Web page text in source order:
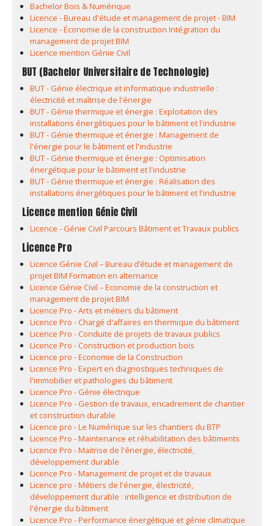
Bachelor Bois & Numérique
Licence - Bureau d'étude et management de projet - BIM
Licence - Économie de la construction Intégration du
management de projet BIM
Licence mention Génie Civil
BUT (Bachelor Universitaire de Technologie)
BUT - Génie électrique et informatique industrielle :
électricité et maîtrise de l'énergie
BUT - Génie thermique et énergie : Exploitation des
installations énergétiques pour le bâtiment et l'industrie
BUT - Génie thermique et énergie : Management de
l'énergie pour le bâtiment et l'industrie
BUT - Génie thermique et énergie : Optimisation
énergétique pour le bâtiment et l'industrie
BUT - Génie thermique et énergie : Réalisation des
installations énergétiques pour le bâtiment et l'industrie
Licence mention Génie Civil
Licence - Génie Civil Parcours Bâtiment et Travaux publics
Licence Pro
Licence Génie Civil – Bureau d’étude et management de
projet BIM Formation en alternance
Licence Génie Civil – Economie de la construction et
management de projet BIM
Licence Pro - Arts et métiers du bâtiment
Licence Pro - Chargé d'affaires en thermique du bâtiment
Licence Pro - Conduite de projets de travaux publics
Licence Pro - Construction et production bois
Licence pro - Economie de la Construction
Licence Pro - Expert en diagnostiques techniques de
l'immobilier et pathologies du bâtiment
Licence Pro - Génie électrique
Licence Pro - Gestion de travaux, encadrement de chantier
et construction durable
Licence pro - Le Numérique sur les chantiers du BTP
Licence Pro - Maintenance et réhabilitation des bâtiments
Licence Pro - Maitrise de l'énergie, électricité,
développement durable
Licence Pro - Management de projet et de travaux
Licence pro - Métiers de l'énergie, électricité,
développement durable : intelligence et distribution de
l'énergie du bâtiment
Licence Pro - Performance énergétique et génie climatique